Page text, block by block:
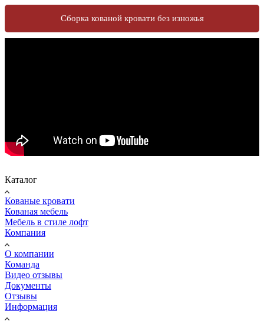
Сборка кованой кровати без изножья
Каталог
Кованые кровати
Кованая мебель
Мебель в стиле лофт
Компания
О компании
Команда
Видео отзывы
Документы
Отзывы
Информация